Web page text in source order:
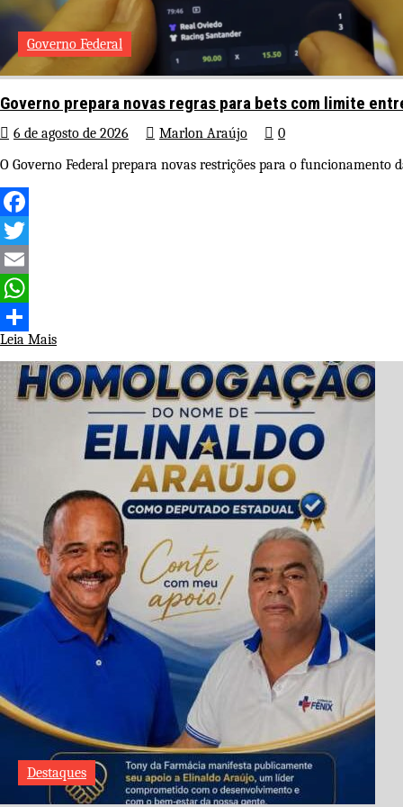
Governo Federal
Governo prepara novas regras para bets com limite
6 de agosto de 2026 Marlon Araújo
0
O Governo Federal prepara novas restrições para o funcionamento
Facebook
Twitter
Email
WhatsApp
Share
Leia Mais
Destaques